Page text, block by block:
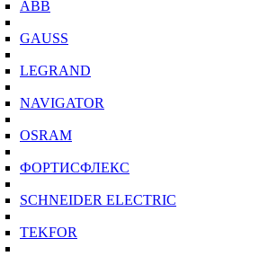
ABB
GAUSS
LEGRAND
NAVIGATOR
OSRAM
ФОРТИСФЛЕКС
SCHNEIDER ELECTRIC
TEKFOR